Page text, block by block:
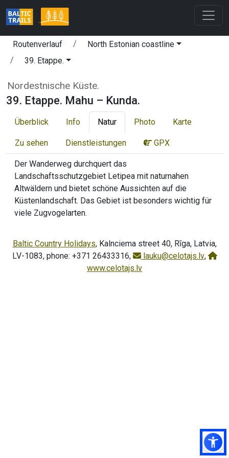
Routenverlauf
North Estonian coastline
39. Etappe.
Nordestnische Küste.
39. Etappe. Mahu – Kunda.
Überblick Info Natur Photo Karte
Zu sehen Dienstleistungen GPX
Der Wanderweg durchquert das
Landschaftsschutzgebiet Letipea mit naturnahen
Altwäldern und bietet schöne Aussichten auf die
Küstenlandschaft. Das Gebiet ist besonders wichtig für
viele Zugvogelarten.
Baltic Country Holidays, Kalnciema street 40, Rīga, Latvia,
LV-1083, phone: +371 26433316,
lauku@celotajs.lv,
www.celotajs.lv